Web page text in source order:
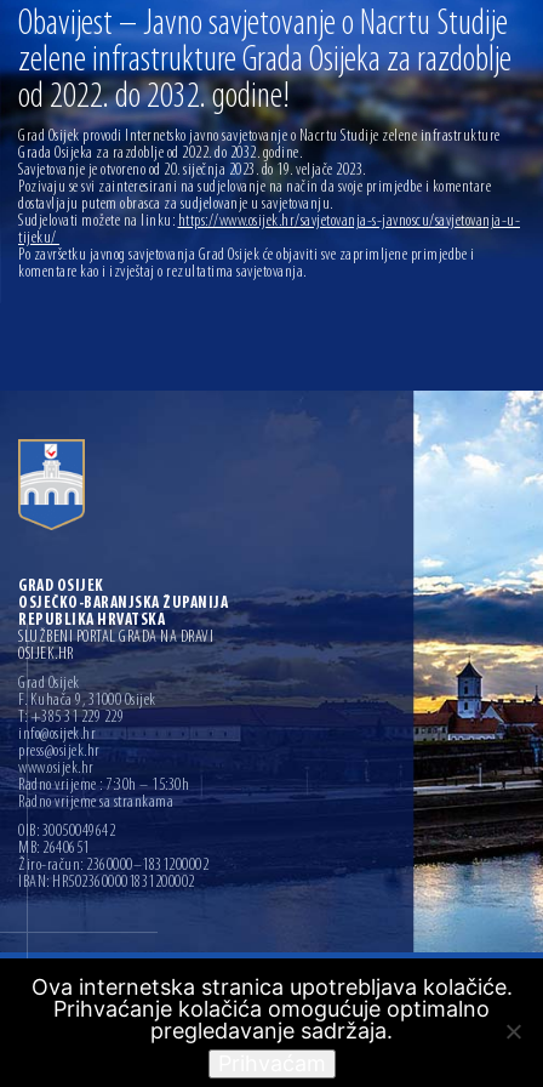
13.07.2026 | Ljetnim izdanjem Večeri vina i umjetnosti završen Vinski mjesec
07.07.2026 | Održana 8. sjednica Gradskog vijeća Grada Osijeka. Gradonačelnik
Radić istaknuo da je u osječke vrtiće upisan rekordan broj djece, te najavio cjelovitu
obnovu glavnog osječkog Trga Ante Starčevića
06.07.2026 | Brevis koncertom u Zlatnoj dvorani Musikvereina obilježio 30 godina
djelovanja
04.07.2026 | Zbog povoljnih vodostaja i pravodobnih mjera komarci ove godine pod
kontrolom
04.08.2026 | U Osijeku obilježen Dan pobjede i domovinske zahvalnosti i Dan
Obavijest – Javno savjetovanje o Nacrtu Studije
zelene infrastrukture Grada Osijeka za razdoblje
od 2022. do 2032. godine!
Grad Osijek provodi Internetsko javno savjetovanje o Nacrtu Studije zelene infrastrukture
Grada Osijeka za razdoblje od 2022. do 2032. godine.
Savjetovanje je otvoreno od 20. siječnja 2023. do 19. veljače 2023.
Pozivaju se svi zainteresirani na sudjelovanje na način da svoje primjedbe i komentare
dostavljaju putem obrasca za sudjelovanje u savjetovanju.
Sudjelovati možete na linku: https://www.osijek.hr/savjetovanja-s-javnoscu/savjetovanja-u-
tijeku/
Po završetku javnog savjetovanja Grad Osijek će objaviti sve zaprimljene primjedbe i
komentare kao i izvještaj o rezultatima savjetovanja.
GRAD OSIJEK
OSJEČKO-BARANJSKA ŽUPANIJA
REPUBLIKA HRVATSKA
SLUŽBENI PORTAL GRADA NA DRAVI
OSIJEK.HR
Grad Osijek
F. Kuhača 9, 31000 Osijek
T: +385 31 229 229
info@osijek.hr
press@osijek.hr
www.osijek.hr
Radno vrijeme : 7:30h – 15:30h
Radno vrijeme sa strankama
OIB: 30050049642
MB: 2640651
Žiro-račun: 2360000–1831200002
IBAN: HR5023600001831200002
Digitalna pristupačnost
Mapa web mjesta
Izrada:Ofir.hr
Ova internetska stranica upotrebljava kolačiće.
Prihvaćanje kolačića omogućuje optimalno
pregledavanje sadržaja.